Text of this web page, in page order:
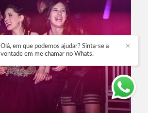
✕
Olá, em que podemos ajudar? Sinta-se a
vontade em me chamar no Whats.